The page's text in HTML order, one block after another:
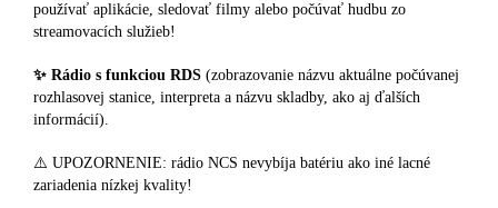
používať aplikácie, sledovať filmy alebo počúvať hudbu zo
streamovacích služieb!
✨ Rádio s funkciou RDS (zobrazovanie názvu aktuálne počúvanej
rozhlasovej stanice, interpreta a názvu skladby, ako aj ďalších
informácií).
⚠️ UPOZORNENIE: rádio NCS nevybíja batériu ako iné lacné
zariadenia nízkej kvality!